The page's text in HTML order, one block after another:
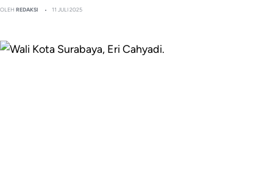
OLEHREDAKSI 11 JULI 2025